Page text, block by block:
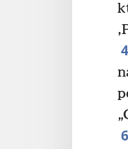
4
6